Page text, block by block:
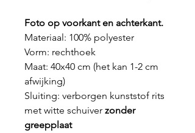
Foto op voorkant en achterkant.
Materiaal: 100% polyester
Vorm: rechthoek
Maat: 40x40 cm (het kan 1-2 cm
afwijking)
Sluiting: verborgen kunststof rits
met witte schuiver zonder
greepplaat